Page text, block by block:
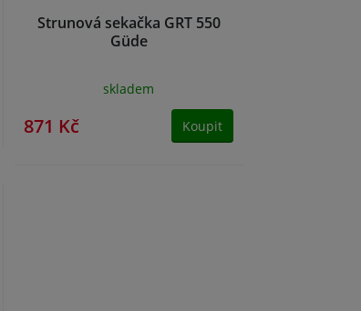
Strunová sekačka GRT 550
Güde
skladem
871 Kč Koupit